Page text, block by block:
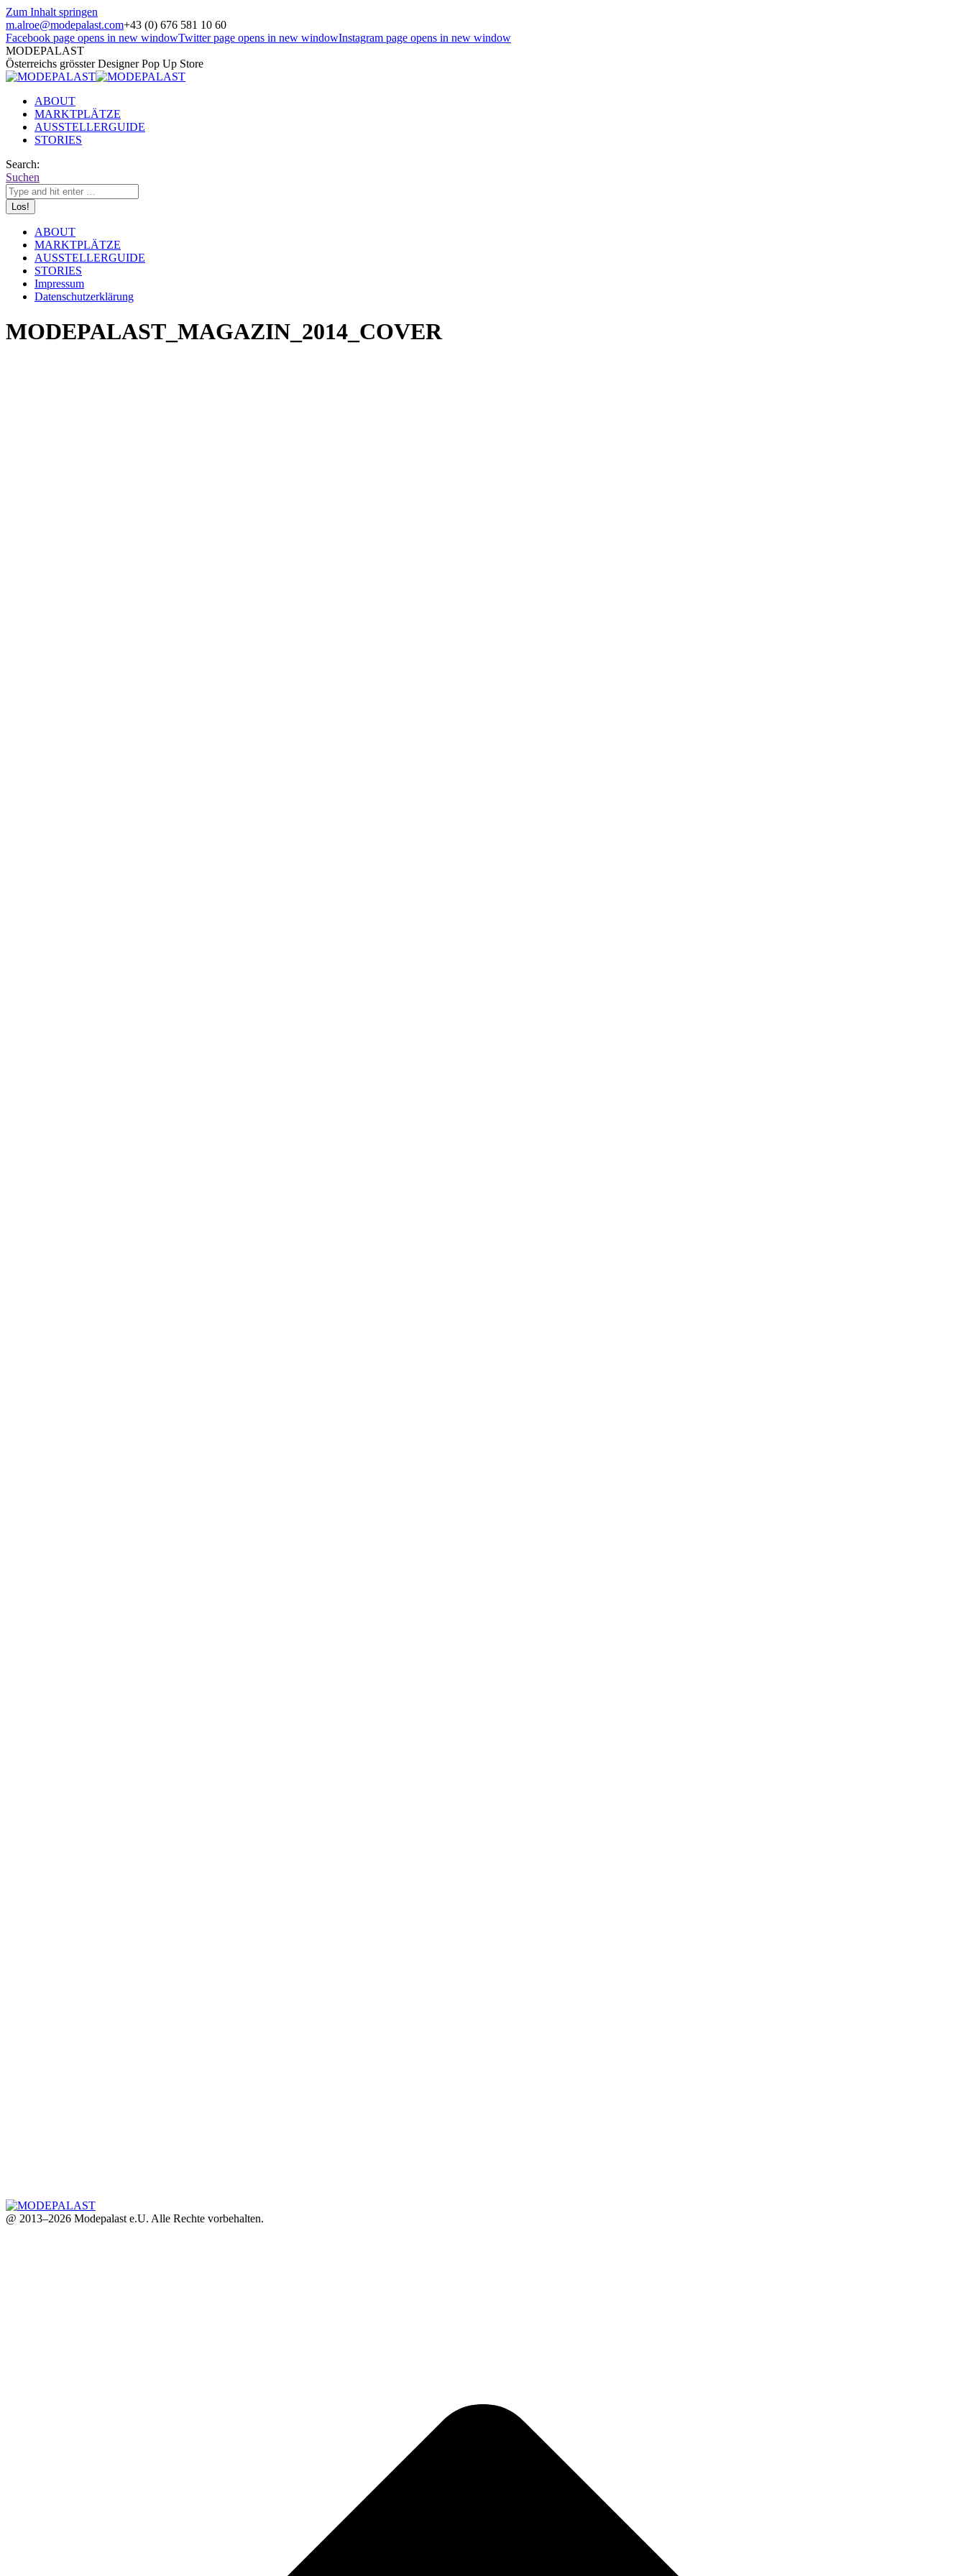
Zum Inhalt springen
m.alroe@modepalast.com+43 (0) 676 581 10 60
Facebook page opens in new windowTwitter page opens in new windowInstagram page opens in new window
MODEPALAST
Österreichs grösster Designer Pop Up Store
ABOUT
MARKTPLÄTZE
AUSSTELLERGUIDE
STORIES
Search:
Suchen
ABOUT
MARKTPLÄTZE
AUSSTELLERGUIDE
STORIES
Impressum
Datenschutzerklärung
MODEPALAST_MAGAZIN_2014_COVER
@ 2013–2026 Modepalast e.U. Alle Rechte vorbehalten.